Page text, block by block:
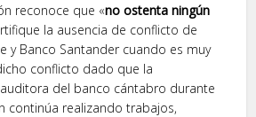
reconoce que «no ostenta ningún
la ausencia de conflicto de
y Banco Santander cuando es muy
conflicto dado que la
del banco cántabro durante
continúa realizando trabajos,